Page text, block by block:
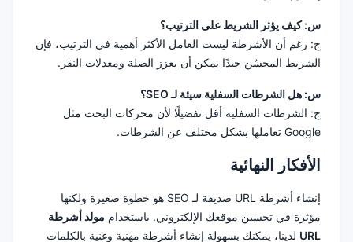
س: كيف يؤثر الشريط على الترتيب؟
ج: رغم أن الأشرطة ليست العامل الأكثر أهمية في الترتيب، فإن
الشريط المحسّن جيدًا يمكن أن يعزز الصلة ومعدلات النقر.
س: هل الشرطات السفلية سيئة لـ SEO؟
ج: الشرطات السفلية أقل تفضيلًا لأن محركات البحث مثل
Google تعاملها بشكل مختلف عن الشرطات.
الأفكار النهائية
إنشاء أشرطة URL صديقة لـ SEO هو خطوة صغيرة ولكنها
مؤثرة في تحسين موقعك الإلكتروني. باستخدام مولد أشرطة
URL لدينا، يمكنك بسهولة إنشاء أشرطة مهنية وغنية بالكلمات